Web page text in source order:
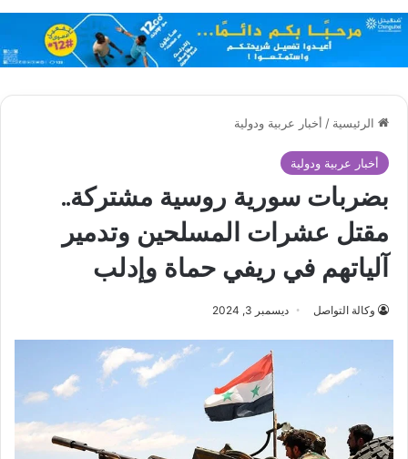
الرئيسية / أخبار عربية ودولية
أخبار عربية ودولية
بضربات سورية روسية مشتركة..
مقتل عشرات المسلحين وتدمير
آلياتهم في ريفي حماة وإدلب
وكالة التواصل ديسمبر 3, 2024